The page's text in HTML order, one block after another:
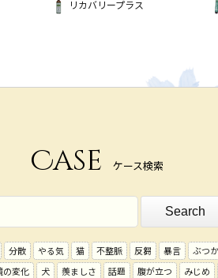
リカバリープラス
Case ケース検索
分散 やる気 猫 不整脈 反芻 暴言 ぶつ
の変化 犬 羨ましさ 話題 腹が立つ みじめ